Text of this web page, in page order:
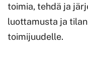
toimia, tehdä ja
luottamusta ja
toimijuudelle.